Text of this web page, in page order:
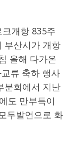
개항 835주
부산시가 개항
올해 다가온
류 축하 행사
분회에서 지난
도 만부득이
두발언으로 화